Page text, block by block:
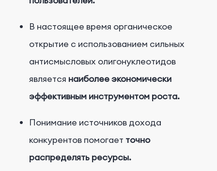
В настоящее время органическое
открытие с использованием сильных
антисмысловых олигонуклеотидов
является наиболее экономически
эффективным инструментом роста.
Понимание источников дохода
конкурентов помогает точно
распределять ресурсы.